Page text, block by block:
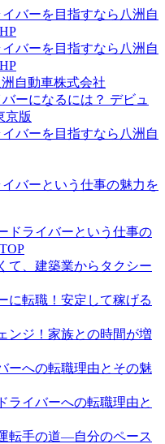
洲自動車株式会社
ーになるには？ デビュ
京版
バーという仕事の魅力を
ドライバーという仕事の
て、建築業からタクシー
に転職！安定して稼げる
ンジ！家族との時間が増
ーへの転職理由とその魅
ライバーへの転職理由と
転手の道—自分のペース